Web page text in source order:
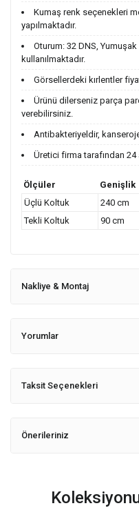
Kumaş renk seçenekleri
yapılmaktadır.
Oturum: 32 DNS,
kullanılmaktadır.
Görsellerdeki kırlentler
Ürünü dilerseniz parça
verebilirsiniz.
Antibakteriyeldir,
Üretici firma tarafından 24
Ölçüler Genişlik
Üçlü Koltuk
240 cm
Tekli Koltuk
90 cm
Nakliye & Montaj
Yorumlar
Taksit Seçenekleri
Önerileriniz